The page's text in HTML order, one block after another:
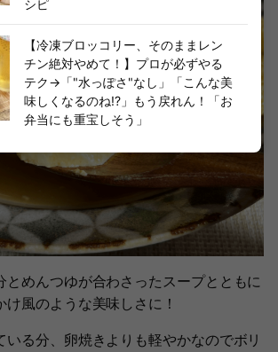
とめんつゆが合わさったスープとともに
風のような美味しさに！
いる分、卵焼きよりも軽やかなのでボリ
シピ
【冷凍ブロッコリー、そのままレン
チン絶対やめて！】プロが必ずやる
テク→「"水っぽさ"なし」「こんな美
味しくなるのね!?」もう戻れん！「お
弁当にも重宝しそう」